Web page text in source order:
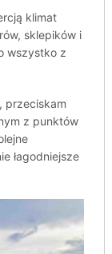
klimat
sklepików i
wszystko z
przeciskam
z punktów
łagodniejsze